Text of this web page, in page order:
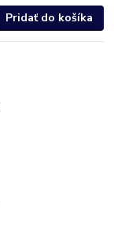
Pridať do košíka